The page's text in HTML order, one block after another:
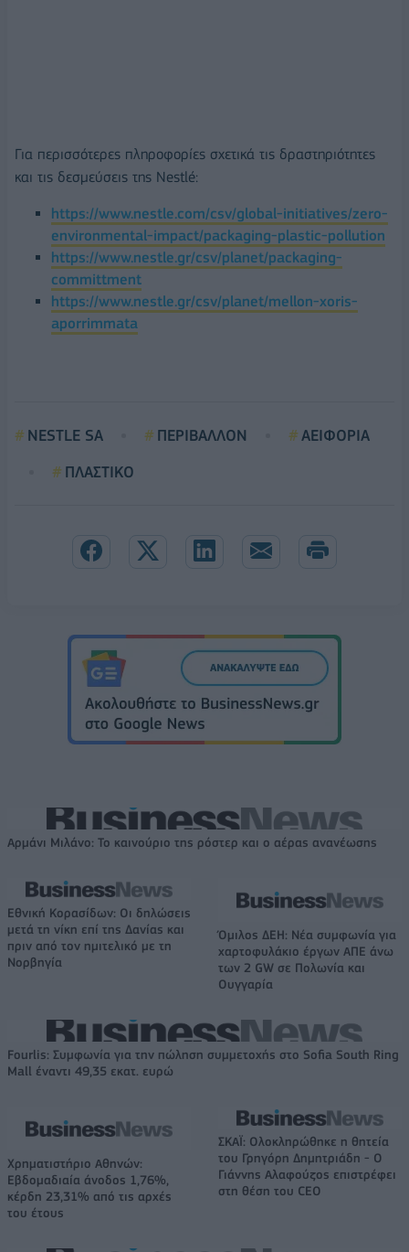
Για περισσότερες πληροφορίες σχετικά τις δραστηριότητες
και τις δεσμεύσεις της Nestlé:
https://www.nestle.com/csv/global-initiatives/zero-
environmental-impact/packaging-plastic-pollution
https://www.nestle.gr/csv/planet/packaging-
committment
https://www.nestle.gr/csv/planet/mellon-xoris-
aporrimmata
NESTLE SA ΠΕΡΙΒΑΛΛΟΝ
ΑΕΙΦΟΡΙΑ
ΠΛΑΣΤΙΚΟ
Αρμάνι Μιλάνο: Το καινούριο της ρόστερ και ο αέρας ανανέωσης
Εθνική Κορασίδων: Οι δηλώσεις
μετά τη νίκη επί της Δανίας και
πριν από τον ημιτελικό με τη
Νορβηγία
Όμιλος ΔΕΗ: Νέα συμφωνία για
χαρτοφυλάκιο έργων ΑΠΕ άνω
των 2 GW σε Πολωνία και
Ουγγαρία
Fourlis: Συμφωνία για την πώληση συμμετοχής στο Sofia South Ring
Mall έναντι 49,35 εκατ. ευρώ
Χρηματιστήριο Αθηνών:
Εβδομαδιαία άνοδος 1,76%,
κέρδη 23,31% από τις αρχές
του έτους
ΣΚΑΪ: Ολοκληρώθηκε η θητεία
του Γρηγόρη Δημητριάδη - Ο
Γιάννης Αλαφούζος επιστρέφει
στη θέση του CEO